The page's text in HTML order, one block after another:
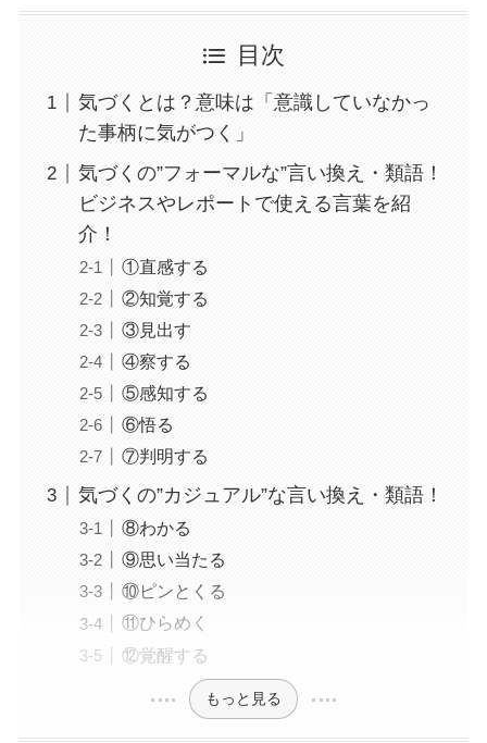
目次
気づくとは？意味は「意識していなかっ
た事柄に気がつく」
気づくの”フォーマルな”言い換え・類語！
ビジネスやレポートで使える言葉を紹
介！
①直感する
②知覚する
③見出す
④察する
⑤感知する
⑥悟る
⑦判明する
気づくの”カジュアル”な言い換え・類語！
⑧わかる
⑨思い当たる
⑩ピンとくる
⑪ひらめく
⑫覚醒する
もっと見る